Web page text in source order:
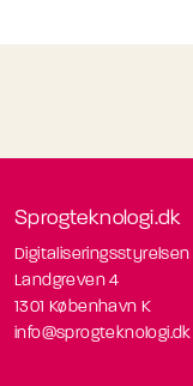
Sprogteknologi.dk
Digitaliseringsstyrelsen
Landgreven 4
1301 København K
info@sprogteknologi.dk